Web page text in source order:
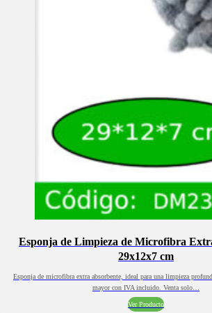
Esponja de Limpieza de Microfibra
29x12x7 cm
Esponja de microfibra extra absorbente, ideal para una limpieza
mayor con IVA incluido. Venta solo…
Ver Producto